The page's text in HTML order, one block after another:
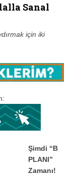
Sanal
için iki
Şimdi “B
PLANI”
Zamanı!